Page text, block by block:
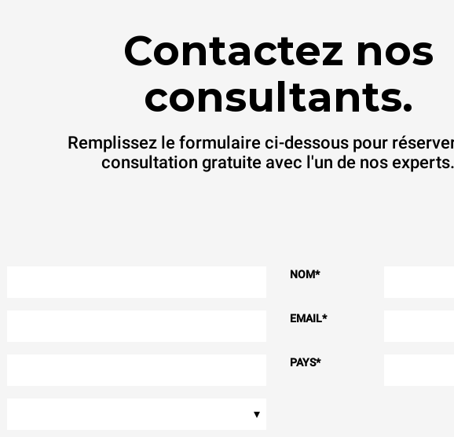
Contactez nos
consultants.
Remplissez le formulaire ci-dessous pour
consultation gratuite avec l'un de nos experts.
NOM*
EMAIL*
PAYS*
▾